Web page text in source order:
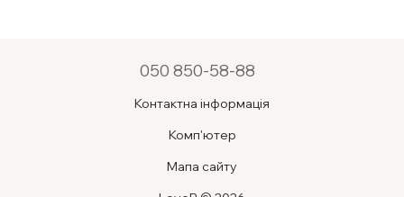
050 850-58-88
Контактна інформація
Комп'ютер
Мапа сайту